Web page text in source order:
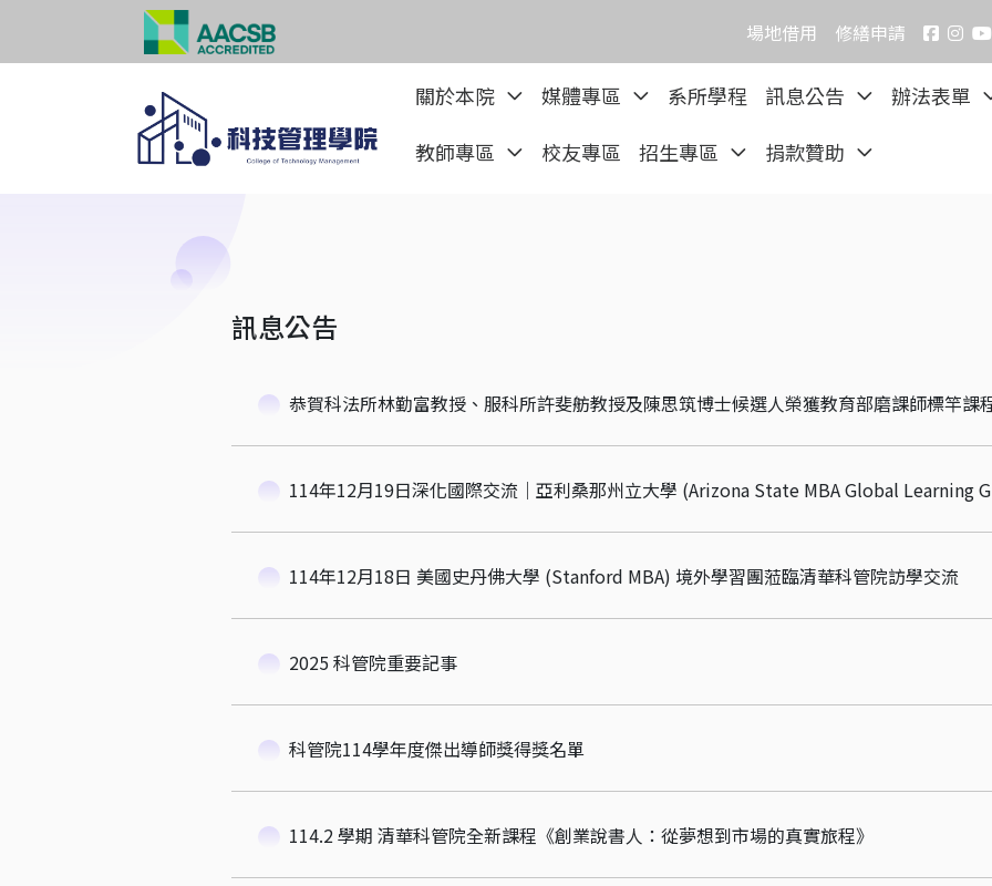
場地借用 修繕申請
關於本院 媒體專區 系所學程 訊息公告
辦法表單
教師專區
校友專區 招生專區 捐款贊助
訊息公告
恭賀科法所林勤富教授、服科所許斐舫教授及陳思筑博士候選人榮獲教育部磨課師標竿課
114年12月18日 美國史丹佛大學 (Stanford MBA) 境外學習團蒞臨清華科管院訪學交流
2025 科管院重要記事
科管院114學年度傑出導師獎得獎名單
114.2 學期 清華科管院全新課程《創業說書人：從夢想到市場的真實旅程》